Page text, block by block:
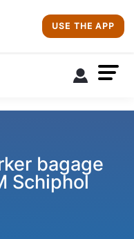
USE THE APP
bagage
Schiphol